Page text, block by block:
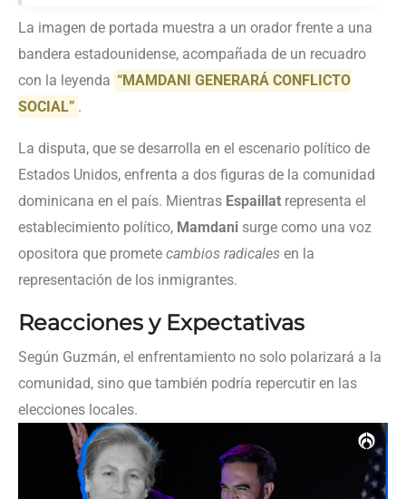
La imagen de portada muestra a un orador frente a una
bandera estadounidense, acompañada de un recuadro
con la leyenda “MAMDANI GENERARÁ CONFLICTO
SOCIAL” .
La disputa, que se desarrolla en el escenario político de
Estados Unidos, enfrenta a dos figuras de la comunidad
dominicana en el país. Mientras Espaillat representa el
establecimiento político, Mamdani surge como una voz
opositora que promete cambios radicales en la
representación de los inmigrantes.
Reacciones y Expectativas
Según Guzmán, el enfrentamiento no solo polarizará a la
comunidad, sino que también podría repercutir en las
elecciones locales.